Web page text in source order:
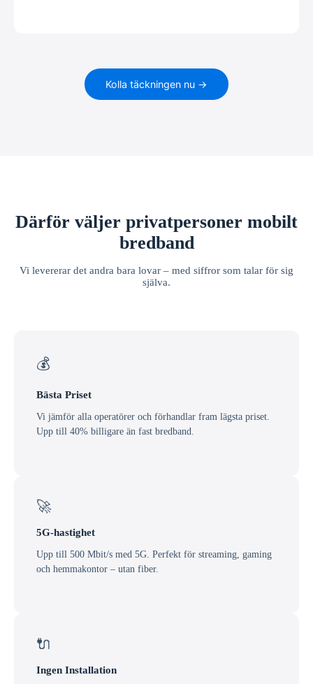
Kolla täckningen nu →
Därför väljer privatpersoner mobilt
bredband
Vi levererar det andra bara lovar – med siffror som talar för sig
själva.
💰
Bästa Priset
Vi jämför alla operatörer och förhandlar fram lägsta priset.
Upp till 40% billigare än fast bredband.
🚀
5G-hastighet
Upp till 500 Mbit/s med 5G. Perfekt för streaming, gaming
och hemmakontor – utan fiber.
🔌
Ingen Installation